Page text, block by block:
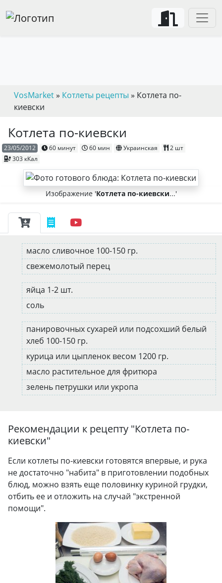
VosMarket» Котлеты рецепты » Котлета по-
киевски
Котлета по-киевски
23/05/2012 60 минут 60 мин Украинская
2 шт
303 кКал
Изображение 'Котлета по-киевски...'
масло сливочное 100-150 гр.
свежемолотый перец
яйца 1-2 шт.
соль
панировочных сухарей или подсохший белый
хлеб 100-150 гр.
курица или цыпленок весом 1200 гр.
масло растительное для фритюра
зелень петрушки или укропа
Рекомендации к рецепту "Котлета по-
киевски"
Если котлеты по-киевски готовятся впервые, и рука
не достаточно "набита" в приготовлении подобных
блюд, можно взять еще половинку куриной грудки,
отбить ее и отложить на случай "экстренной
помощи".